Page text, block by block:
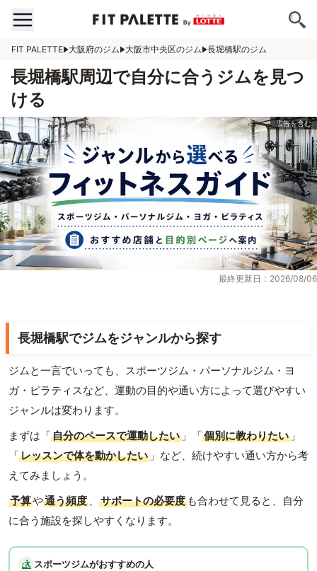
FIT PALETTE 大阪府のジム 大阪市中央区のジム 長堀橋駅のジム
長堀橋駅周辺で自分に合うジムを見つ
ける
最終更新日：2026/08/06
長堀橋駅でジムをジャンルから探す
ジムと一言でいっても、スポーツジム・パーソナルジム・ヨ
ガ・ピラティスなど、運動の目的や通い方によって選びやすい
ジャンルは変わります。
まずは「自分のペースで運動したい 」「個別に教わりたい 」
「レッスンで体を動かしたい 」など、続けやすい通い方から考
えてみましょう。
予算や通う頻度 、 サポートの必要度 も合わせて見ると、自分
に合う施設を探しやすくなります。
スポーツジムがおすすめの人